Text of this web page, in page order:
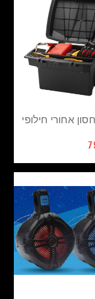
אחורי חילופי